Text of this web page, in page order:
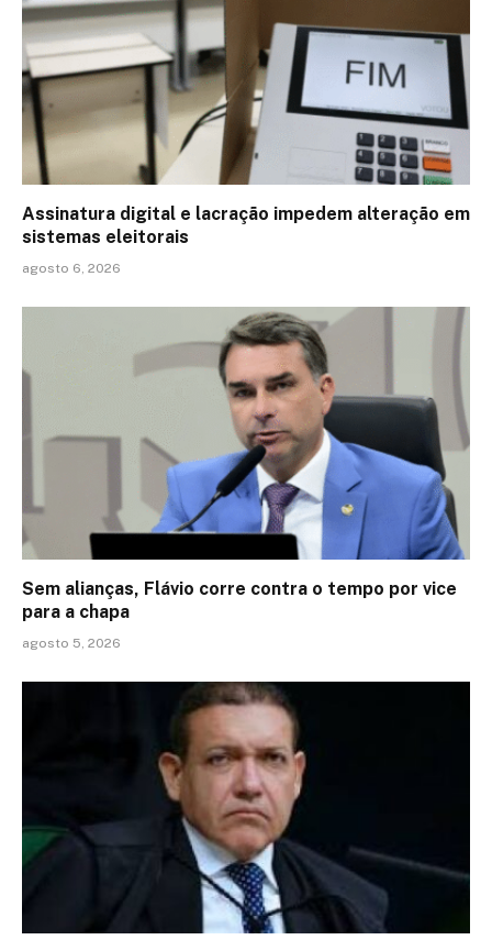
Assinatura digital e lacração impedem alteração em
sistemas eleitorais
agosto 6, 2026
Sem alianças, Flávio corre contra o tempo por vice
para a chapa
agosto 5, 2026